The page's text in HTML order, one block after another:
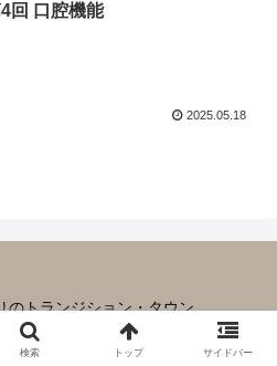
回 口腔機能
2025.05.18
のトランジション・タウン.
検索 トップ サイドバー